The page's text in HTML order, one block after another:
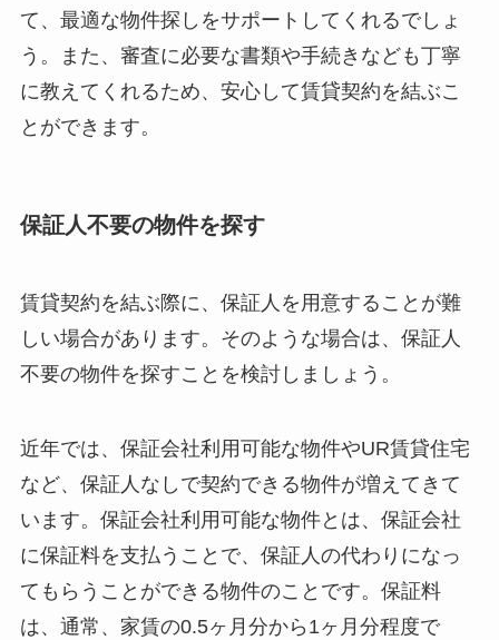
て、最適な物件探しをサポートしてくれるでしょ
う。また、審査に必要な書類や手続きなども丁寧
に教えてくれるため、安心して賃貸契約を結ぶこ
とができます。
保証人不要の物件を探す
賃貸契約を結ぶ際に、保証人を用意することが難
しい場合があります。そのような場合は、保証人
不要の物件を探すことを検討しましょう。
近年では、保証会社利用可能な物件やUR賃貸住宅
など、保証人なしで契約できる物件が増えてきて
います。保証会社利用可能な物件とは、保証会社
に保証料を支払うことで、保証人の代わりになっ
てもらうことができる物件のことです。保証料
は、通常、家賃の0.5ヶ月分から1ヶ月分程度で